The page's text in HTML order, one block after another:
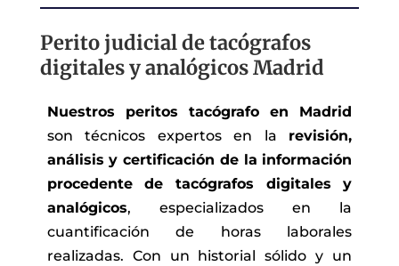
Perito judicial de tacógrafos
digitales y analógicos Madrid
Nuestros peritos tacógrafo en Madrid
son técnicos expertos en la revisión,
análisis y certificación de la información
procedente de tacógrafos digitales y
analógicos, especializados en la
cuantificación de horas laborales
realizadas. Con un historial sólido y un